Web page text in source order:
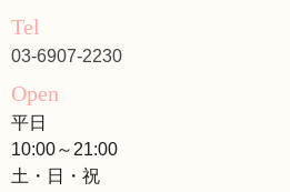
Tel
03-6907-2230
Open
平日
10:00～21:00
土・日・祝